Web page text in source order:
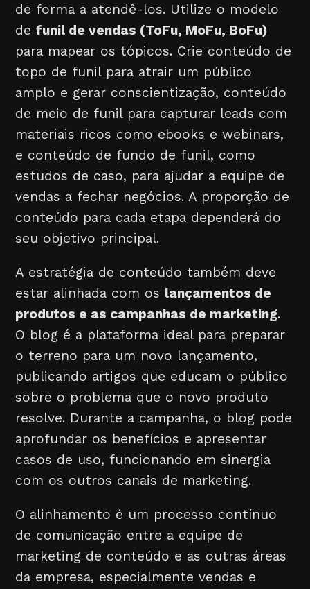
de forma a atendê-los. Utilize o modelo
defunil de vendas (ToFu, MoFu, BoFu)
para mapear os tópicos. Crie conteúdo de
topo de funil para atrair um público
amplo e gerar conscientização, conteúdo
de meio de funil para capturar leads com
materiais ricos como ebooks e webinars,
e conteúdo de fundo de funil, como
estudos de caso, para ajudar a equipe de
vendas a fechar negócios. A proporção de
conteúdo para cada etapa dependerá do
seu objetivo principal.
A estratégia de conteúdo também deve
estar alinhada com os lançamentos de
produtos e as campanhas de marketing.
O blog é a plataforma ideal para preparar
o terreno para um novo lançamento,
publicando artigos que educam o público
sobre o problema que o novo produto
resolve. Durante a campanha, o blog pode
aprofundar os benefícios e apresentar
casos de uso, funcionando em sinergia
com os outros canais de marketing.
O alinhamento é um processo contínuo
de comunicação entre a equipe de
marketing de conteúdo e as outras áreas
da empresa, especialmente vendas e